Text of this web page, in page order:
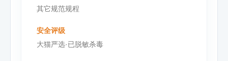
其它规范规程
安全评级
大猫严选·已脱敏杀毒